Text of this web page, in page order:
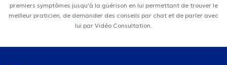
premiers symptômes jusqu'à la guérison en lui permettant de trouver le
meilleur praticien, de demander des conseils par chat et de parler avec
lui par Vidéo Consultation.